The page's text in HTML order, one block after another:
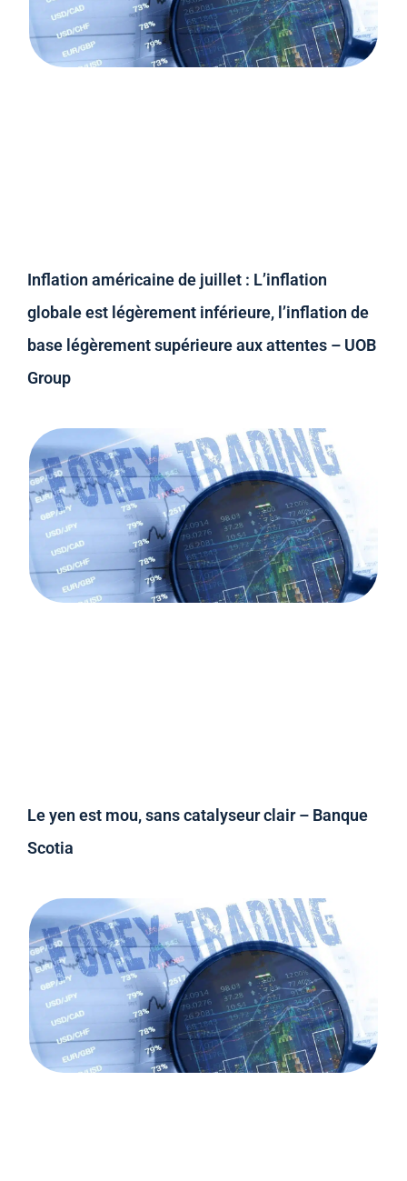
Inflation américaine de juillet : L’inflation
globale est légèrement inférieure, l’inflation de
base légèrement supérieure aux attentes – UOB
Group
Le yen est mou, sans catalyseur clair – Banque
Scotia